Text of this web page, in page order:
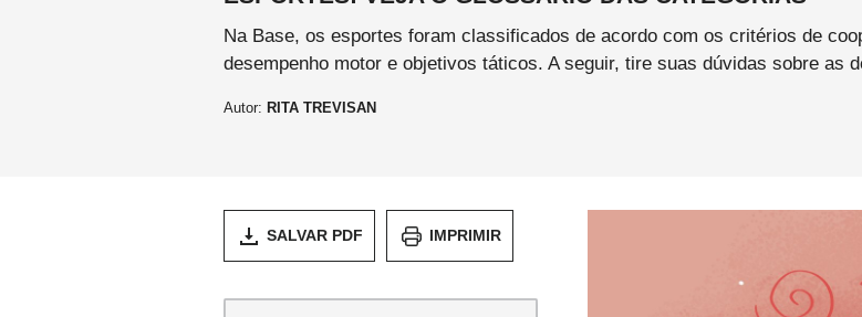
Na Base, os esportes foram classificados de acordo com os critérios de
desempenho motor e objetivos táticos. A seguir, tire suas dúvidas sobre as
Autor: RITA TREVISAN
SALVAR PDF IMPRIMIR